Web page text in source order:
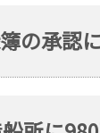
の承認